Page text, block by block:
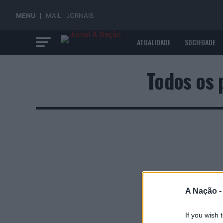
A Nação -
If you wish
MENU MAIL JORNAIS
ATUALIDADE SOCIEDADE
Todos